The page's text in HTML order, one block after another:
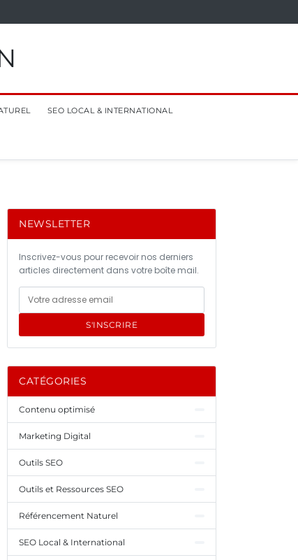
SEO LOCAL & INTERNATIONAL
NEWSLETTER
Inscrivez-vous pour recevoir nos derniers
articles directement dans votre boîte mail.
S'INSCRIRE
CATÉGORIES
Contenu optimisé
Marketing Digital
Outils SEO
Outils et Ressources SEO
Référencement Naturel
SEO Local & International